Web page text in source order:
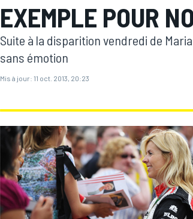
EXEMPLE POUR
Suite à la disparition vendredi de
sans émotion
Mis à jour: 11 oct. 2013, 20:23